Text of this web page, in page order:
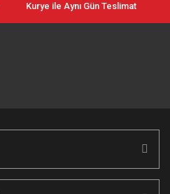
Kurye ile Aynı Gün Teslimat